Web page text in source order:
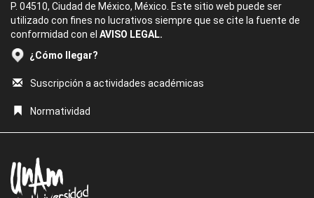
P. 04510, Ciudad de México, México. Este sitio web puede ser
utilizado con fines no lucrativos siempre que se cite la fuente de
conformidad con el AVISO LEGAL.
¿Cómo llegar?
Suscripción a actividades académicas
Normatividad